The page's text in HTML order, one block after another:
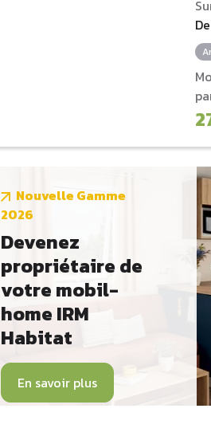
Nouvelle Gamme
2026
Devenez
propriétaire de
votre mobil-
home IRM
Habitat
En savoir plus